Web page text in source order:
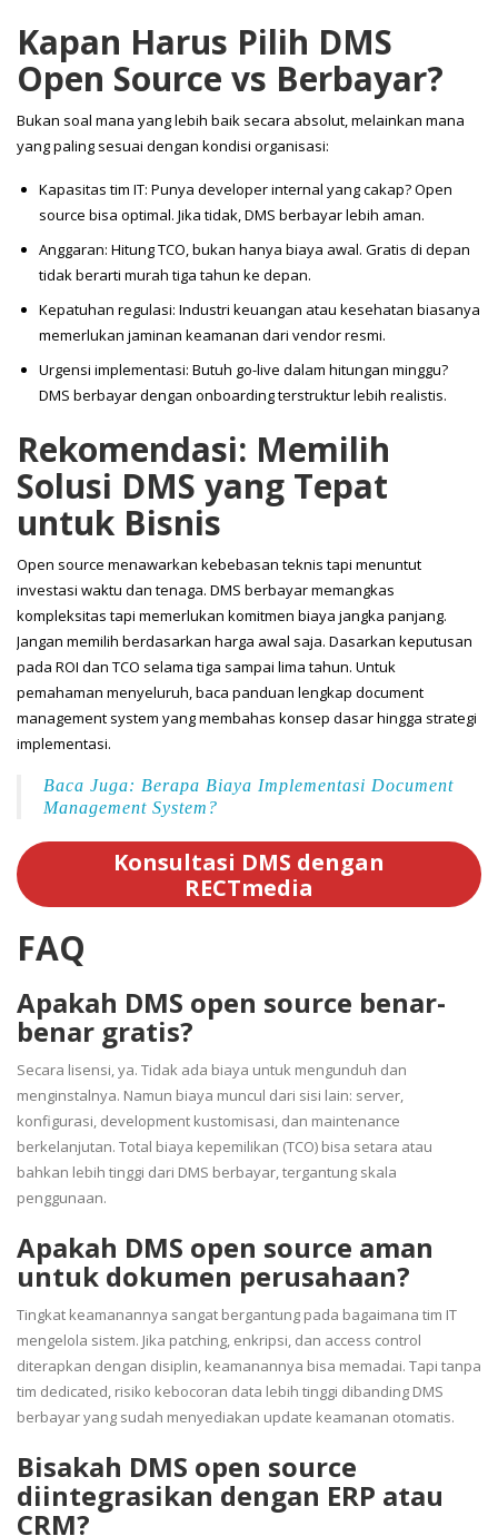
Kapan Harus Pilih DMS
Open Source vs Berbayar?
Bukan soal mana yang lebih baik secara absolut, melainkan mana
yang paling sesuai dengan kondisi organisasi:
Kapasitas tim IT: Punya developer internal yang cakap? Open
source bisa optimal. Jika tidak, DMS berbayar lebih aman.
Anggaran: Hitung TCO, bukan hanya biaya awal. Gratis di depan
tidak berarti murah tiga tahun ke depan.
Kepatuhan regulasi: Industri keuangan atau kesehatan biasanya
memerlukan jaminan keamanan dari vendor resmi.
Urgensi implementasi: Butuh go-live dalam hitungan minggu?
DMS berbayar dengan onboarding terstruktur lebih realistis.
Rekomendasi: Memilih
Solusi DMS yang Tepat
untuk Bisnis
Open source menawarkan kebebasan teknis tapi menuntut
investasi waktu dan tenaga. DMS berbayar memangkas
kompleksitas tapi memerlukan komitmen biaya jangka panjang.
Jangan memilih berdasarkan harga awal saja. Dasarkan keputusan
pada ROI dan TCO selama tiga sampai lima tahun. Untuk
pemahaman menyeluruh, baca panduan lengkap document
management system yang membahas konsep dasar hingga strategi
implementasi.
Baca Juga: Berapa Biaya Implementasi Document
Management System?
Konsultasi DMS dengan
RECTmedia
FAQ
Apakah DMS open source benar-
benar gratis?
Secara lisensi, ya. Tidak ada biaya untuk mengunduh dan
menginstalnya. Namun biaya muncul dari sisi lain: server,
konfigurasi, development kustomisasi, dan maintenance
berkelanjutan. Total biaya kepemilikan (TCO) bisa setara atau
bahkan lebih tinggi dari DMS berbayar, tergantung skala
penggunaan.
Apakah DMS open source aman
untuk dokumen perusahaan?
Tingkat keamanannya sangat bergantung pada bagaimana tim IT
mengelola sistem. Jika patching, enkripsi, dan access control
diterapkan dengan disiplin, keamanannya bisa memadai. Tapi tanpa
tim dedicated, risiko kebocoran data lebih tinggi dibanding DMS
berbayar yang sudah menyediakan update keamanan otomatis.
Bisakah DMS open source
diintegrasikan dengan ERP atau
CRM?